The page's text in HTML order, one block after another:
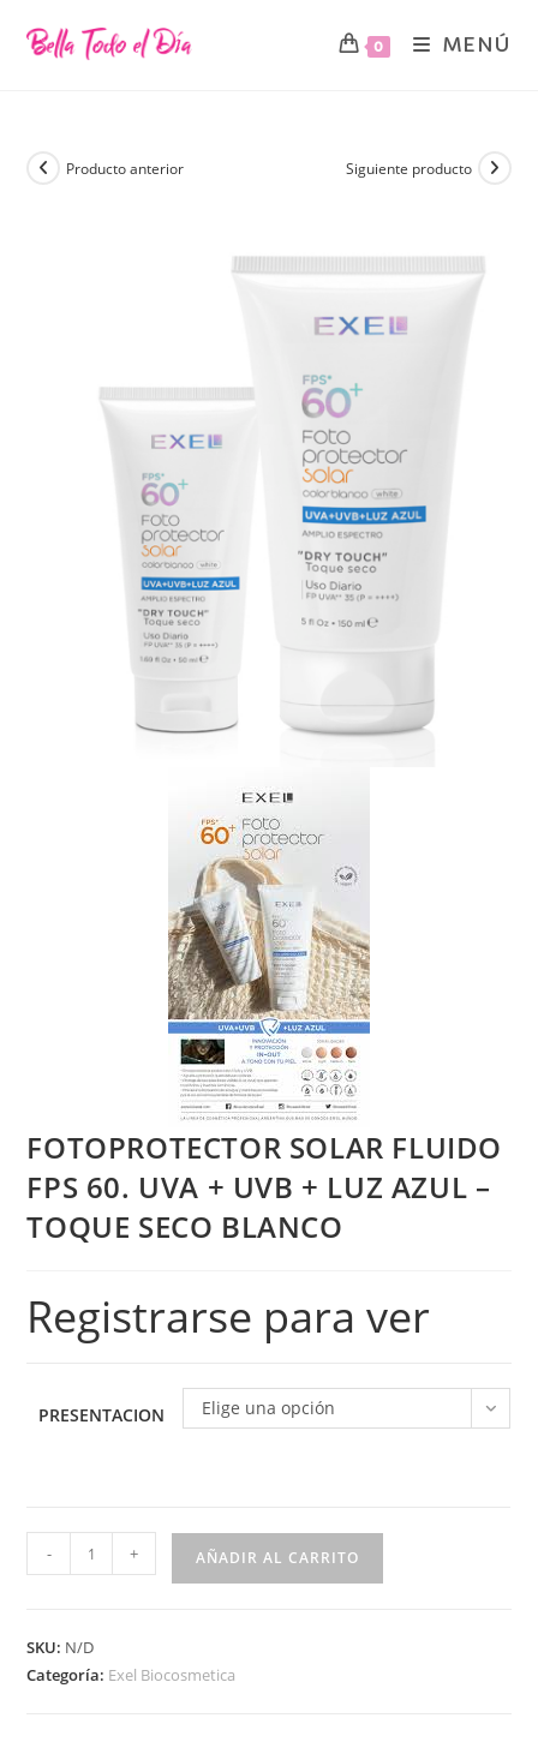
0 MENÚ
Producto anterior Siguiente producto
FOTOPROTECTOR SOLAR FLUIDO
FPS 60. UVA + UVB + LUZ AZUL –
TOQUE SECO BLANCO
Registrarse para ver
PRESENTACION Elige una opción
- + AÑADIR AL CARRITO
SKU: N/D
Categoría: Exel Biocosmetica